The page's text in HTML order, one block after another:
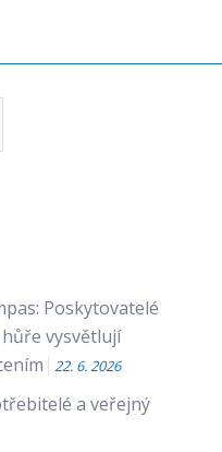
Poskytovatelé
vysvětlují
22. 6. 2026
a veřejný